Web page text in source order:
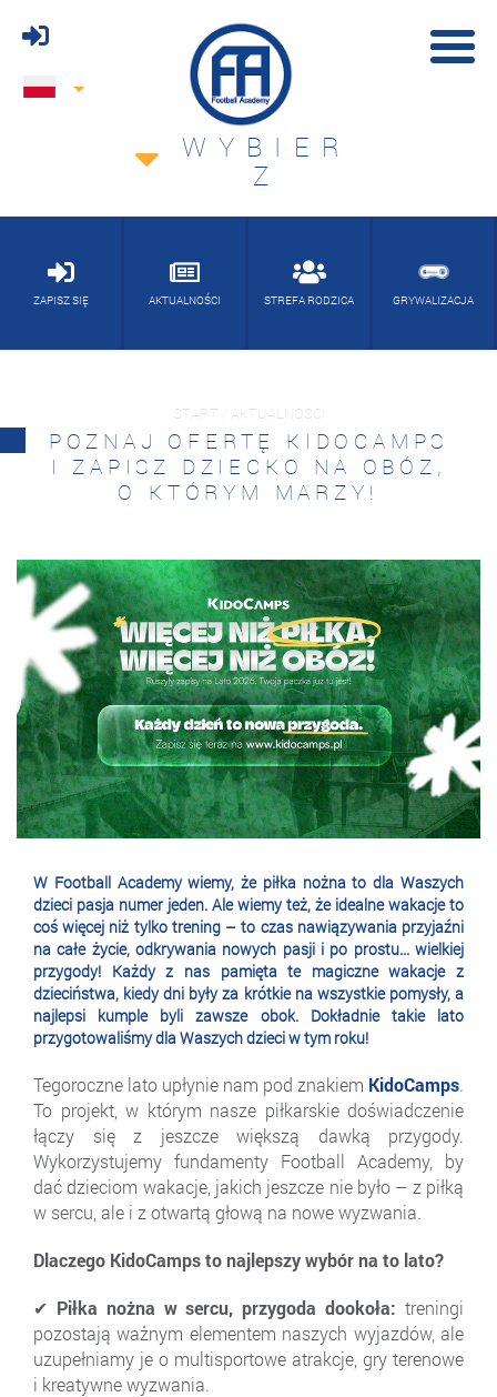
WYBIER
Z
ZAPISZ SIĘ AKTUALNOŚCI STREFA RODZICA GRYWALIZACJA
START / AKTUALNOŚCI
POZNAJ OFERTĘ KIDOCAMPS
I ZAPISZ DZIECKO NA OBÓZ,
O KTÓRYM MARZY!
W Football Academy wiemy, że piłka nożna to dla Waszych
dzieci pasja numer jeden. Ale wiemy też, że idealne wakacje to
coś więcej niż tylko trening – to czas nawiązywania przyjaźni
na całe życie, odkrywania nowych pasji i po prostu... wielkiej
przygody! Każdy z nas pamięta te magiczne wakacje z
dzieciństwa, kiedy dni były za krótkie na wszystkie pomysły, a
najlepsi kumple byli zawsze obok. Dokładnie takie lato
przygotowaliśmy dla Waszych dzieci w tym roku!
Tegoroczne lato upłynie nam pod znakiem KidoCamps.
To projekt, w którym nasze piłkarskie doświadczenie
łączy się z jeszcze większą dawką przygody.
Wykorzystujemy fundamenty Football Academy, by
dać dzieciom wakacje, jakich jeszcze nie było – z piłką
w sercu, ale i z otwartą głową na nowe wyzwania.
Dlaczego KidoCamps to najlepszy wybór na to lato?
✔ Piłka nożna w sercu, przygoda dookoła: treningi
pozostają ważnym elementem naszych wyjazdów, ale
uzupełniamy je o multisportowe atrakcje, gry terenowe
i kreatywne wyzwania.